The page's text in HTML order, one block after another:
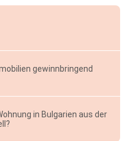
gewinnbringend
in Bulgarien aus der